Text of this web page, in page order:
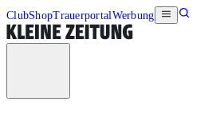
ClubShopTrauerportalWerbung